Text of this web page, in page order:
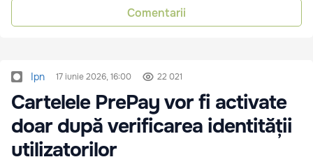
Comentarii
Ipn 17 iunie 2026, 16:00 22 021
Cartelele PrePay vor fi activate
doar după verificarea identității
utilizatorilor